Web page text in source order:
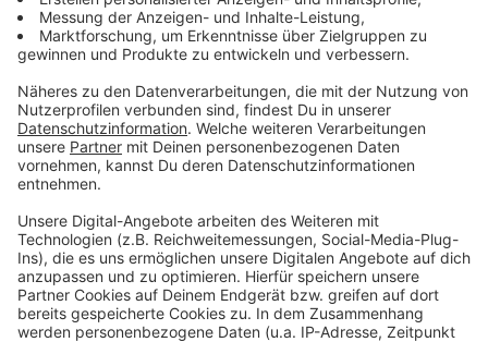
Zahlen ab
Rennbaumkreisel Leverkusen: Nächster Schritt
verzögert sich
Anzeige